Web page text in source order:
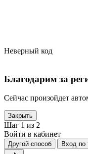
Неверный код
Благодарим за
Сейчас произойдет
Закрыть
Шаг 1 из 2
Войти в кабинет
Другой способ Вход по